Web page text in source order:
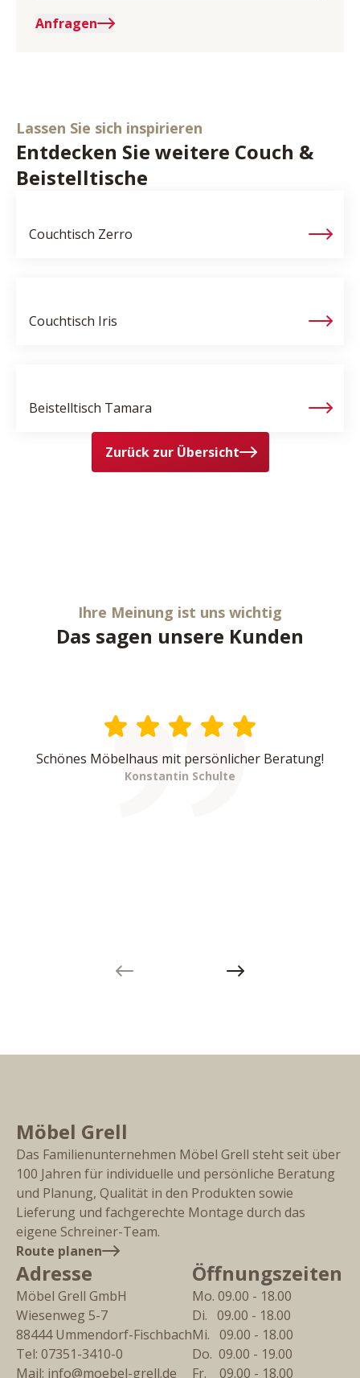
Anfragen
Lassen Sie sich inspirieren
Entdecken Sie weitere Couch &
Beistelltische
Couchtisch Zerro
Couchtisch Iris
Beistelltisch Tamara
Zurück zur Übersicht
Ihre Meinung ist uns wichtig
Das sagen unsere Kunden
Schönes Möbelhaus mit persönlicher Beratung!
Konstantin Schulte
Next slide
Möbel Grell
Das Familienunternehmen Möbel Grell steht seit über
100 Jahren für individuelle und persönliche Beratung
und Planung, Qualität in den Produkten sowie
Lieferung und fachgerechte Montage durch das
eigene Schreiner-Team.
Route planen
Adresse
Möbel Grell GmbH
Wiesenweg 5-7
88444 Ummendorf-Fischbach
Tel: 07351-3410-0
Mail: info@moebel-grell.de
Öffnungszeiten
Mo. 09.00 - 18.00
Di.   09.00 - 18.00
Mi.   09.00 - 18.00
Do.  09.00 - 19.00
Fr.    09.00 - 18.00